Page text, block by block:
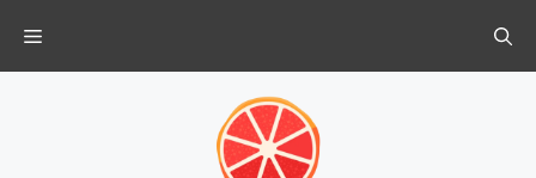
content
Menu